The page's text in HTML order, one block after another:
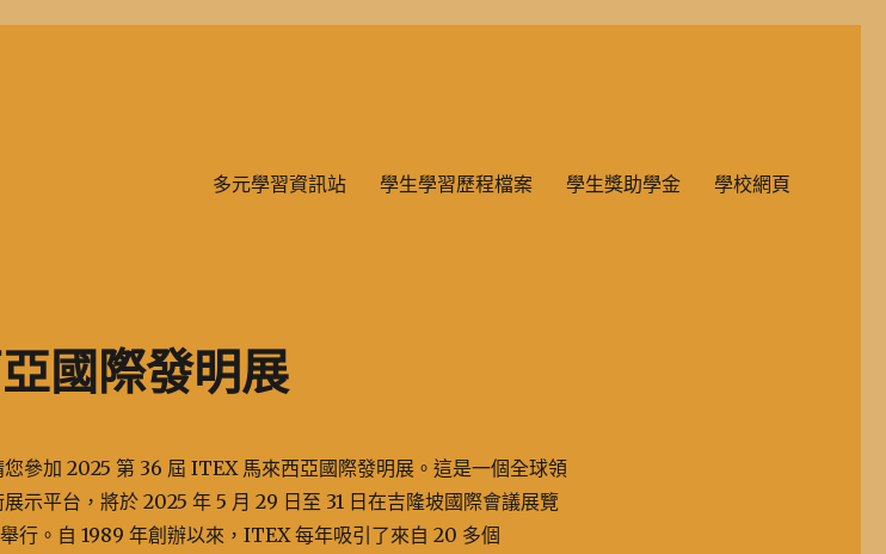
多元學習資訊站 學生學習歷程檔案 學生獎助學金 學校網頁
國際發明展
參加 2025 第 36 屆 ITEX 馬來西亞國際發明展。這是一個全球領
示平台，將於 2025 年 5 月 29 日至 31 日在吉隆坡國際會議展覽
行。自 1989 年創辦以來，ITEX 每年吸引了來自 20 多個